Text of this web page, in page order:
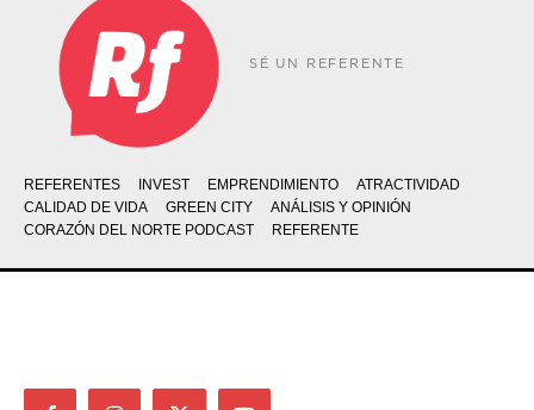
SÉ UN REFERENTE
REFERENTES INVEST EMPRENDIMIENTO
ATRACTIVIDAD
CALIDAD DE VIDA
GREEN CITY
ANÁLISIS Y OPINIÓN
CORAZÓN DEL NORTE PODCAST
REFERENTE